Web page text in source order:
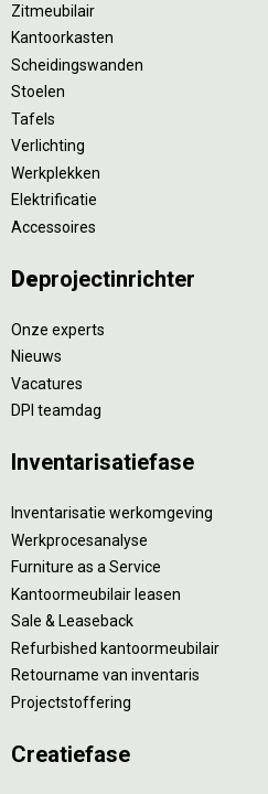
Zitmeubilair
Kantoorkasten
Scheidingswanden
Stoelen
Tafels
Verlichting
Werkplekken
Elektrificatie
Accessoires
Deprojectinrichter
Onze experts
Nieuws
Vacatures
DPI teamdag
Inventarisatiefase
Inventarisatie werkomgeving
Werkprocesanalyse
Furniture as a Service
Kantoormeubilair leasen
Sale & Leaseback
Refurbished kantoormeubilair
Retourname van inventaris
Projectstoffering
Creatiefase